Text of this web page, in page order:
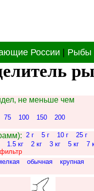
России Рыбы
не меньше чем
75 100 150
200
2 г 5 г 10 г 25 г
1.5 кг 2 кг 3 кг 5 кг 7
обычная
крупная